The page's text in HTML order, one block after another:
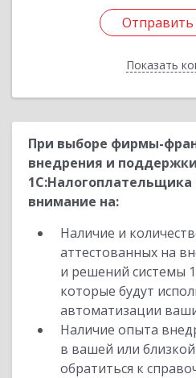
Отправить
Показать
Отправить
Назад
При выборе фирмы-
внедрения и поддержки
1С:Налогоплательщика
внимание на:
Наличие и
аттестованных на
и решений системы
которые будут
автоматизации
Наличие опыта
в вашей или
обратиться к